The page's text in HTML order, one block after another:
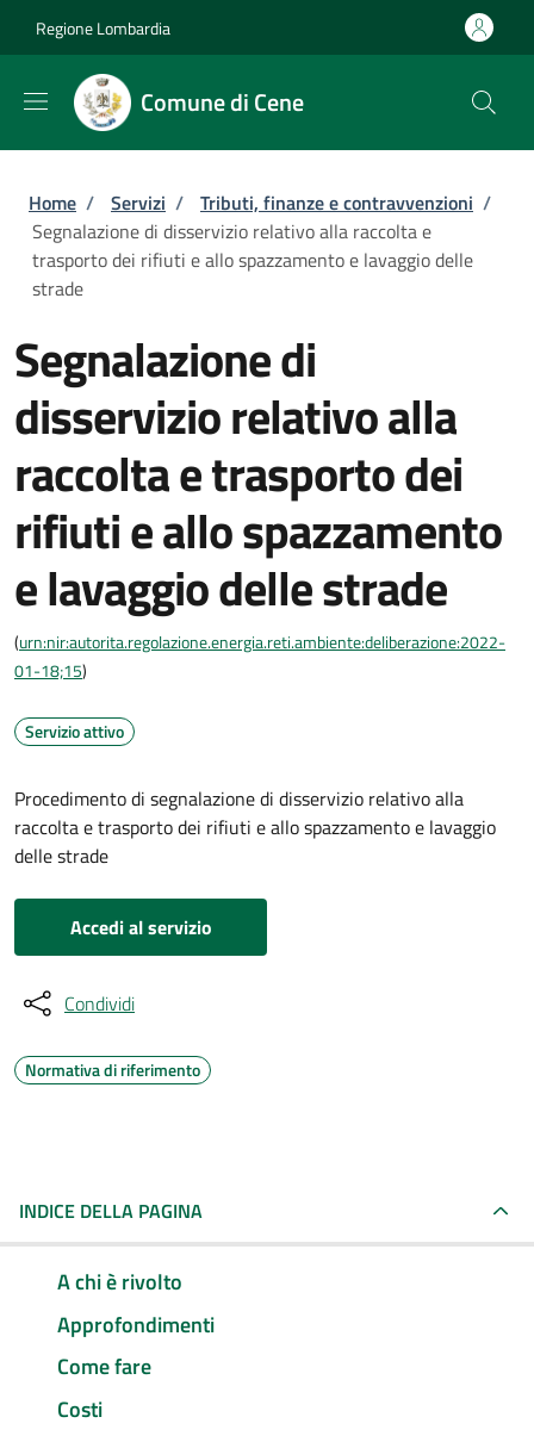
Regione Lombardia
Comune di Cene
Briciole di pane
Home / Servizi / Tributi, finanze e contravvenzioni /
Segnalazione di disservizio relativo alla raccolta e
trasporto dei rifiuti e allo spazzamento e lavaggio delle
strade
Segnalazione di
disservizio relativo alla
raccolta e trasporto dei
rifiuti e allo spazzamento
e lavaggio delle strade
(urn:nir:autorita.regolazione.energia.reti.ambiente:deliberazione:2022-
01-18;15)
Servizio attivo
Procedimento di segnalazione di disservizio relativo alla
raccolta e trasporto dei rifiuti e allo spazzamento e lavaggio
delle strade
Accedi al servizio
Condividi
Normativa di riferimento
INDICE DELLA PAGINA
A chi è rivolto
Approfondimenti
Come fare
Costi